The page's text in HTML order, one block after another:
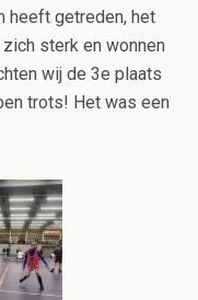
heeft getreden, het
sterk en wonnen
wij de 3e plaats
trots! Het was een